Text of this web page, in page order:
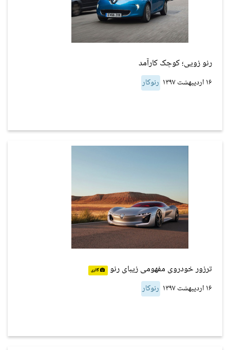
رنو زویی؛ کوچک کارآمد
۱۶ اردیبهشت ۱۳۹۷ رنوکار
ترزور خودروی مفهومی زیبای رنو گالری
۱۶ اردیبهشت ۱۳۹۷ رنوکار